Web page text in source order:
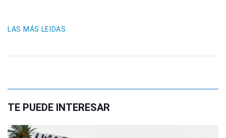
LAS MÁS LEIDAS
TE PUEDE INTERESAR